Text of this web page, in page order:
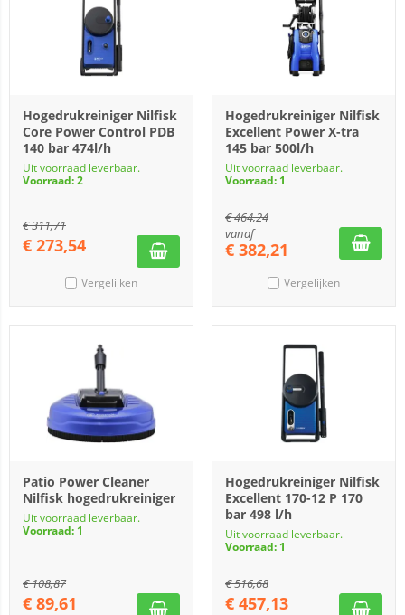
Hogedrukreiniger Nilfisk
Core Power Control PDB
140 bar 474l/h
Uit voorraad leverbaar.
Voorraad: 2
€311,71
€ 273,54
Vergelijken
Hogedrukreiniger Nilfisk
Excellent Power X-tra
145 bar 500l/h
Uit voorraad leverbaar.
Voorraad: 1
€464,24
vanaf
€ 382,21
Vergelijken
Patio Power Cleaner
Nilfisk hogedrukreiniger
Uit voorraad leverbaar.
Voorraad: 1
€108,87
€ 89,61
Hogedrukreiniger Nilfisk
Excellent 170-12 P 170
bar 498 l/h
Uit voorraad leverbaar.
Voorraad: 1
€516,68
€ 457,13